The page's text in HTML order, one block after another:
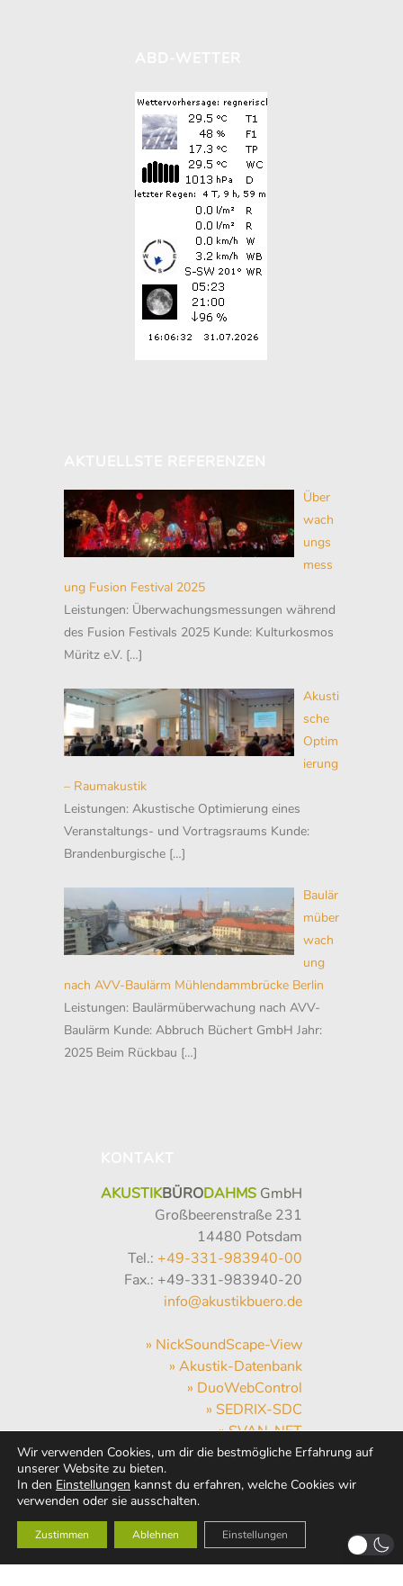
Über
wach
ungs
mess
ung Fusion Festival 2025
Leistungen: Überwachungsmessungen während
des Fusion Festivals 2025 Kunde: Kulturkosmos
Müritz e.V. […]
Akusti
sche
Optim
ierung
– Raumakustik
Leistungen: Akustische Optimierung eines
Veranstaltungs- und Vortragsraums Kunde:
Brandenburgische […]
Baulär
müber
wach
ung
nach AVV-Baulärm Mühlendammbrücke Berlin
Leistungen: Baulärmüberwachung nach AVV-
Baulärm Kunde: Abbruch Büchert GmbH Jahr:
2025 Beim Rückbau […]
AKUSTIKBÜRODAHMS GmbH
Großbeerenstraße 231
14480 Potsdam
Tel.: +49-331-983940-00
Fax.: +49-331-983940-20
info@akustikbuero.de
» NickSoundScape-View
» Akustik-Datenbank
» DuoWebControl
» SEDRIX-SDC
» SVAN-NET
» Hum-Hub
» Wetter
Wir verwenden Cookies, um dir die bestmögliche Erfahrung auf
unserer Website zu bieten.
In den Einstellungen kannst du erfahren, welche Cookies wir
verwenden oder sie ausschalten.
Zustimmen Ablehnen Einstellungen